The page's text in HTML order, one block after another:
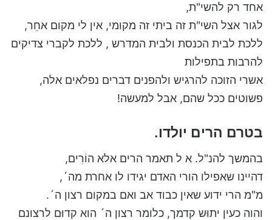
אחד רק להשי"ת,
לגור אצל השי"ת זה ביתי זה מקומי, אין לי מקום אחֵר,
ללכת לבית הכנסת ולבית המדרש , ללכת לקברי צדיקים
להרבות בתפילות
אשרי הזוכה להרגיש ולהפנים דברים נפלאים אלה,
פשוטים ככל שהם, אבל למעשה!
בטרם הרים יולדו.
בהמשך להנ"ל. א ל תאמר הרים אלא הוֹרִים,
דהיינו שאפילו הורי האדם יגידו לו אחרת מה´,
מ"מ הרי ידוע שאין כבוד אב ואם במקום רצון ה´.
והוה כעין יתוּש קדמך, כלומר רצון ה´ הוא קדוּם לרצונם